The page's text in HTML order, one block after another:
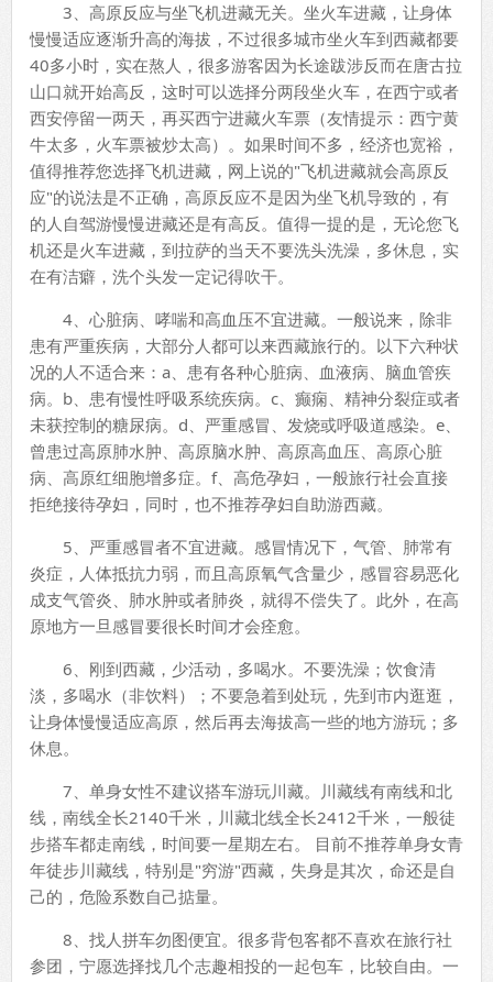
3、高原反应与坐飞机进藏无关。坐火车进藏，让身体
慢慢适应逐渐升高的海拔，不过很多城市坐火车到西藏都要
40多小时，实在熬人，很多游客因为长途跋涉反而在唐古拉
山口就开始高反，这时可以选择分两段坐火车，在西宁或者
西安停留一两天，再买西宁进藏火车票（友情提示：西宁黄
牛太多，火车票被炒太高）。如果时间不多，经济也宽裕，
值得推荐您选择飞机进藏，网上说的"飞机进藏就会高原反
应"的说法是不正确，高原反应不是因为坐飞机导致的，有
的人自驾游慢慢进藏还是有高反。值得一提的是，无论您飞
机还是火车进藏，到拉萨的当天不要洗头洗澡，多休息，实
在有洁癖，洗个头发一定记得吹干。
4、心脏病、哮喘和高血压不宜进藏。一般说来，除非
患有严重疾病，大部分人都可以来西藏旅行的。以下六种状
况的人不适合来：a、患有各种心脏病、血液病、脑血管疾
病。b、患有慢性呼吸系统疾病。c、癫痫、精神分裂症或者
未获控制的糖尿病。d、严重感冒、发烧或呼吸道感染。e、
曾患过高原肺水肿、高原脑水肿、高原高血压、高原心脏
病、高原红细胞增多症。f、高危孕妇，一般旅行社会直接
拒绝接待孕妇，同时，也不推荐孕妇自助游西藏。
5、严重感冒者不宜进藏。感冒情况下，气管、肺常有
炎症，人体抵抗力弱，而且高原氧气含量少，感冒容易恶化
成支气管炎、肺水肿或者肺炎，就得不偿失了。此外，在高
原地方一旦感冒要很长时间才会痊愈。
6、刚到西藏，少活动，多喝水。不要洗澡；饮食清
淡，多喝水（非饮料）；不要急着到处玩，先到市内逛逛，
让身体慢慢适应高原，然后再去海拔高一些的地方游玩；多
休息。
7、单身女性不建议搭车游玩川藏。川藏线有南线和北
线，南线全长2140千米，川藏北线全长2412千米，一般徒
步搭车都走南线，时间要一星期左右。 目前不推荐单身女青
年徒步川藏线，特别是"穷游"西藏，失身是其次，命还是自
己的，危险系数自己掂量。
8、找人拼车勿图便宜。很多背包客都不喜欢在旅行社
参团，宁愿选择找几个志趣相投的一起包车，比较自由。一